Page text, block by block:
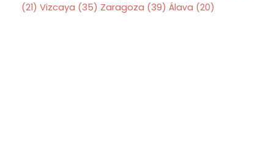
(21) Vizcaya (35) Zaragoza (39) Álava (20)